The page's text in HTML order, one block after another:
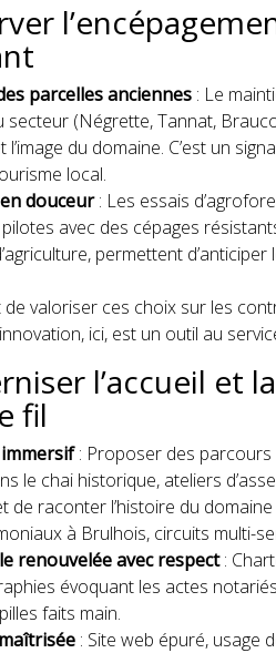
parcelles anciennes : Le
secteur (Négrette, Tannat,
l’image du domaine. C’est un
local.
douceur: Les essais
avec des cépages
permettent
valoriser ces choix sur les
ici, est un outil au
l’accueil et
fil
: Proposer des parcours
le chai historique, ateliers
de raconter l’histoire du
à Brulhois, circuits multi-
renouvelée avec respect:
évoquant les actes
faits main.
: Site web épuré, usage